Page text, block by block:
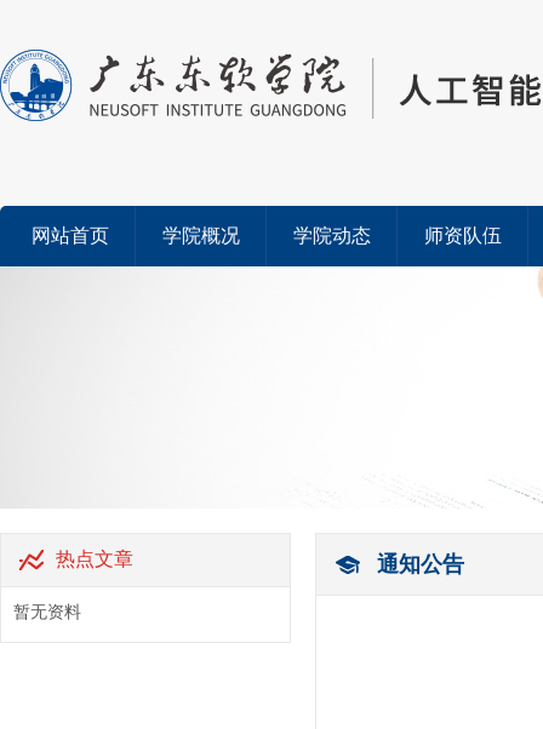
网站首页 学院概况 学院动态 师资队伍
热点文章
暂无资料
通知公告